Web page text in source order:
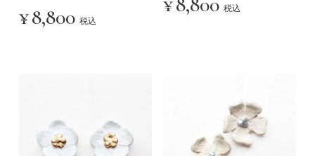
¥8,800 税込
税込